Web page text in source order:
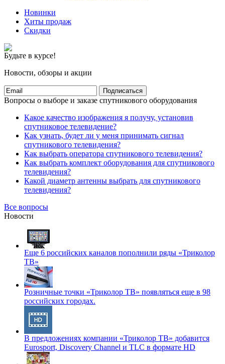
Новинки
Хиты продаж
Скидки
Будьте в курсе!
Новости, обзоры и акции
Подписаться
Вопросы о выборе и заказе спутникового оборудования
Какое качество изображения я получу, установив
спутниковое телевидение?
Как узнать, будет ли у меня принимать сигнал
спутникового телевидения?
Как выбрать оператора спутникового телевидения?
Как выбрать комплект оборудования для спутникового
телевидения?
Какой диаметр антенны выбрать для спутникового
телевидения?
Все вопросы
Новости
Еще 6 российских каналов пополнили ряды «Триколор
ТВ»
Розничные точки «Триколор ТВ» появляться еще в 98
российских городах.
В предложениях компании «Триколор ТВ» добавится
Eurosport, Discovery Channel и TLC в формате HD